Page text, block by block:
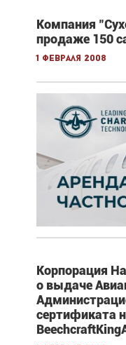
Компания
продаже 150
1 февраля 2008
Корпорация
о выдаче
сертификата